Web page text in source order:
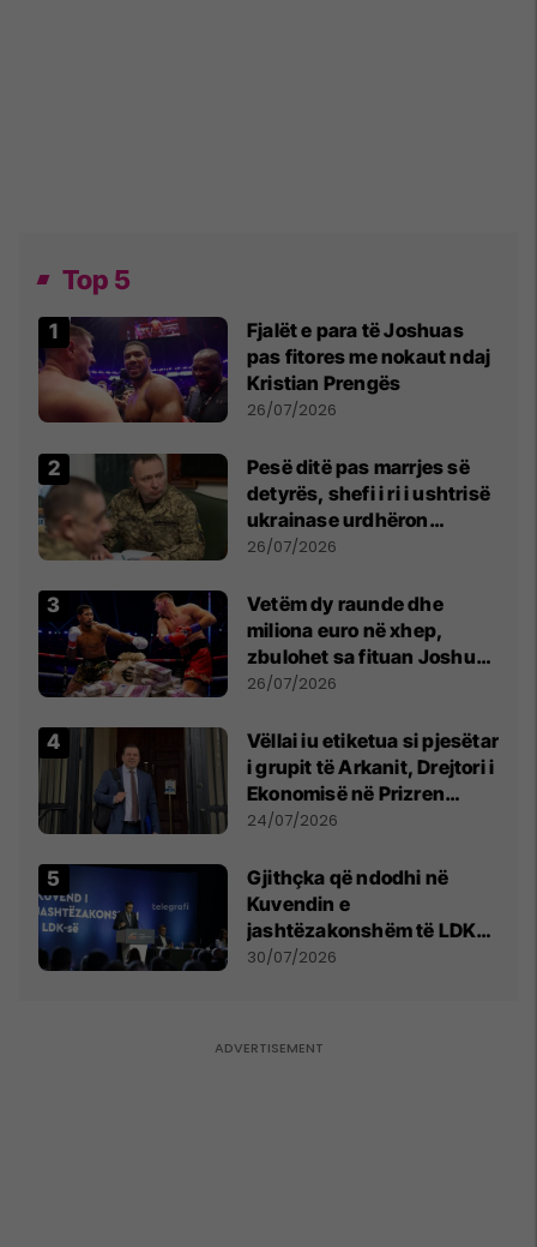
Top 5
Fjalët e para të Joshuas
pas fitores me nokaut ndaj
Kristian Prengës
26/07/2026
Pesë ditë pas marrjes së
detyrës, shefi i ri i ushtrisë
ukrainase urdhëron
kontroll të madh
26/07/2026
Vetëm dy raunde dhe
miliona euro në xhep,
zbulohet sa fituan Joshua
e Prenga
26/07/2026
Vëllai iu etiketua si pjesëtar
i grupit të Arkanit, Drejtori i
Ekonomisë në Prizren
mohon pretendimet
24/07/2026
Gjithçka që ndodhi në
Kuvendin e
jashtëzakonshëm të LDK-
së
30/07/2026